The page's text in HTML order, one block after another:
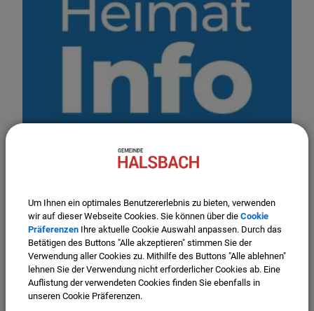
Jetzthier downloaden
mehr Infos finden Siehier
Um Ihnen ein optimales Benutzererlebnis zu bieten, verwenden
wir auf dieser Webseite Cookies. Sie können über die Cookie
Präferenzen Ihre aktuelle Cookie Auswahl anpassen. Durch das
Betätigen des Buttons "Alle akzeptieren" stimmen Sie der
Verwendung aller Cookies zu. Mithilfe des Buttons "Alle ablehnen"
lehnen Sie der Verwendung nicht erforderlicher Cookies ab. Eine
Auflistung der verwendeten Cookies finden Sie ebenfalls in
unseren Cookie Präferenzen.